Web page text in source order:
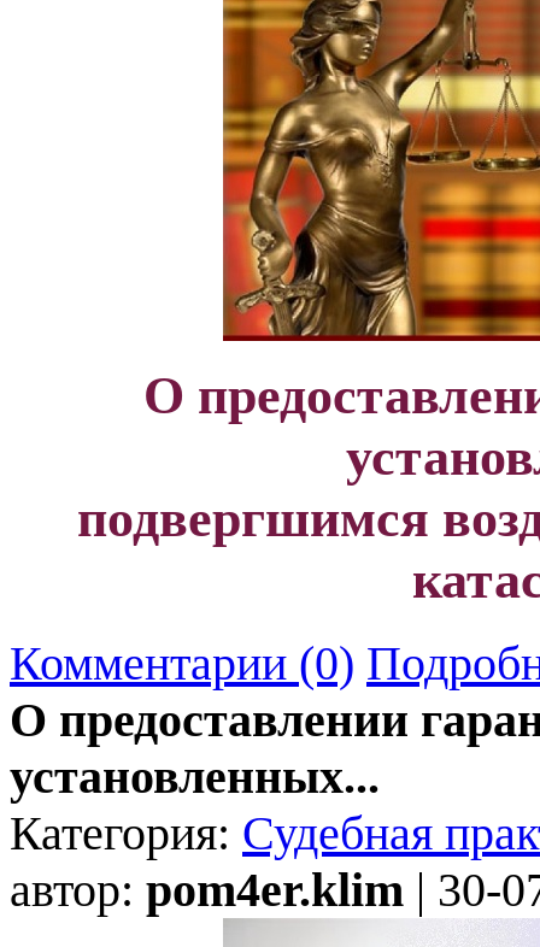
О
подвергшимся
Комментарии (0)
О предоставлении
установленных...
Категория: Судебная
автор: pom4er.klim | 30-